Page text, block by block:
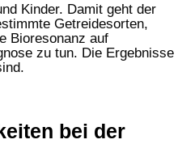
Kinder. Damit geht der
Getreidesorten,
Bioresonanz auf
zu tun. Die Ergebnisse
bei der